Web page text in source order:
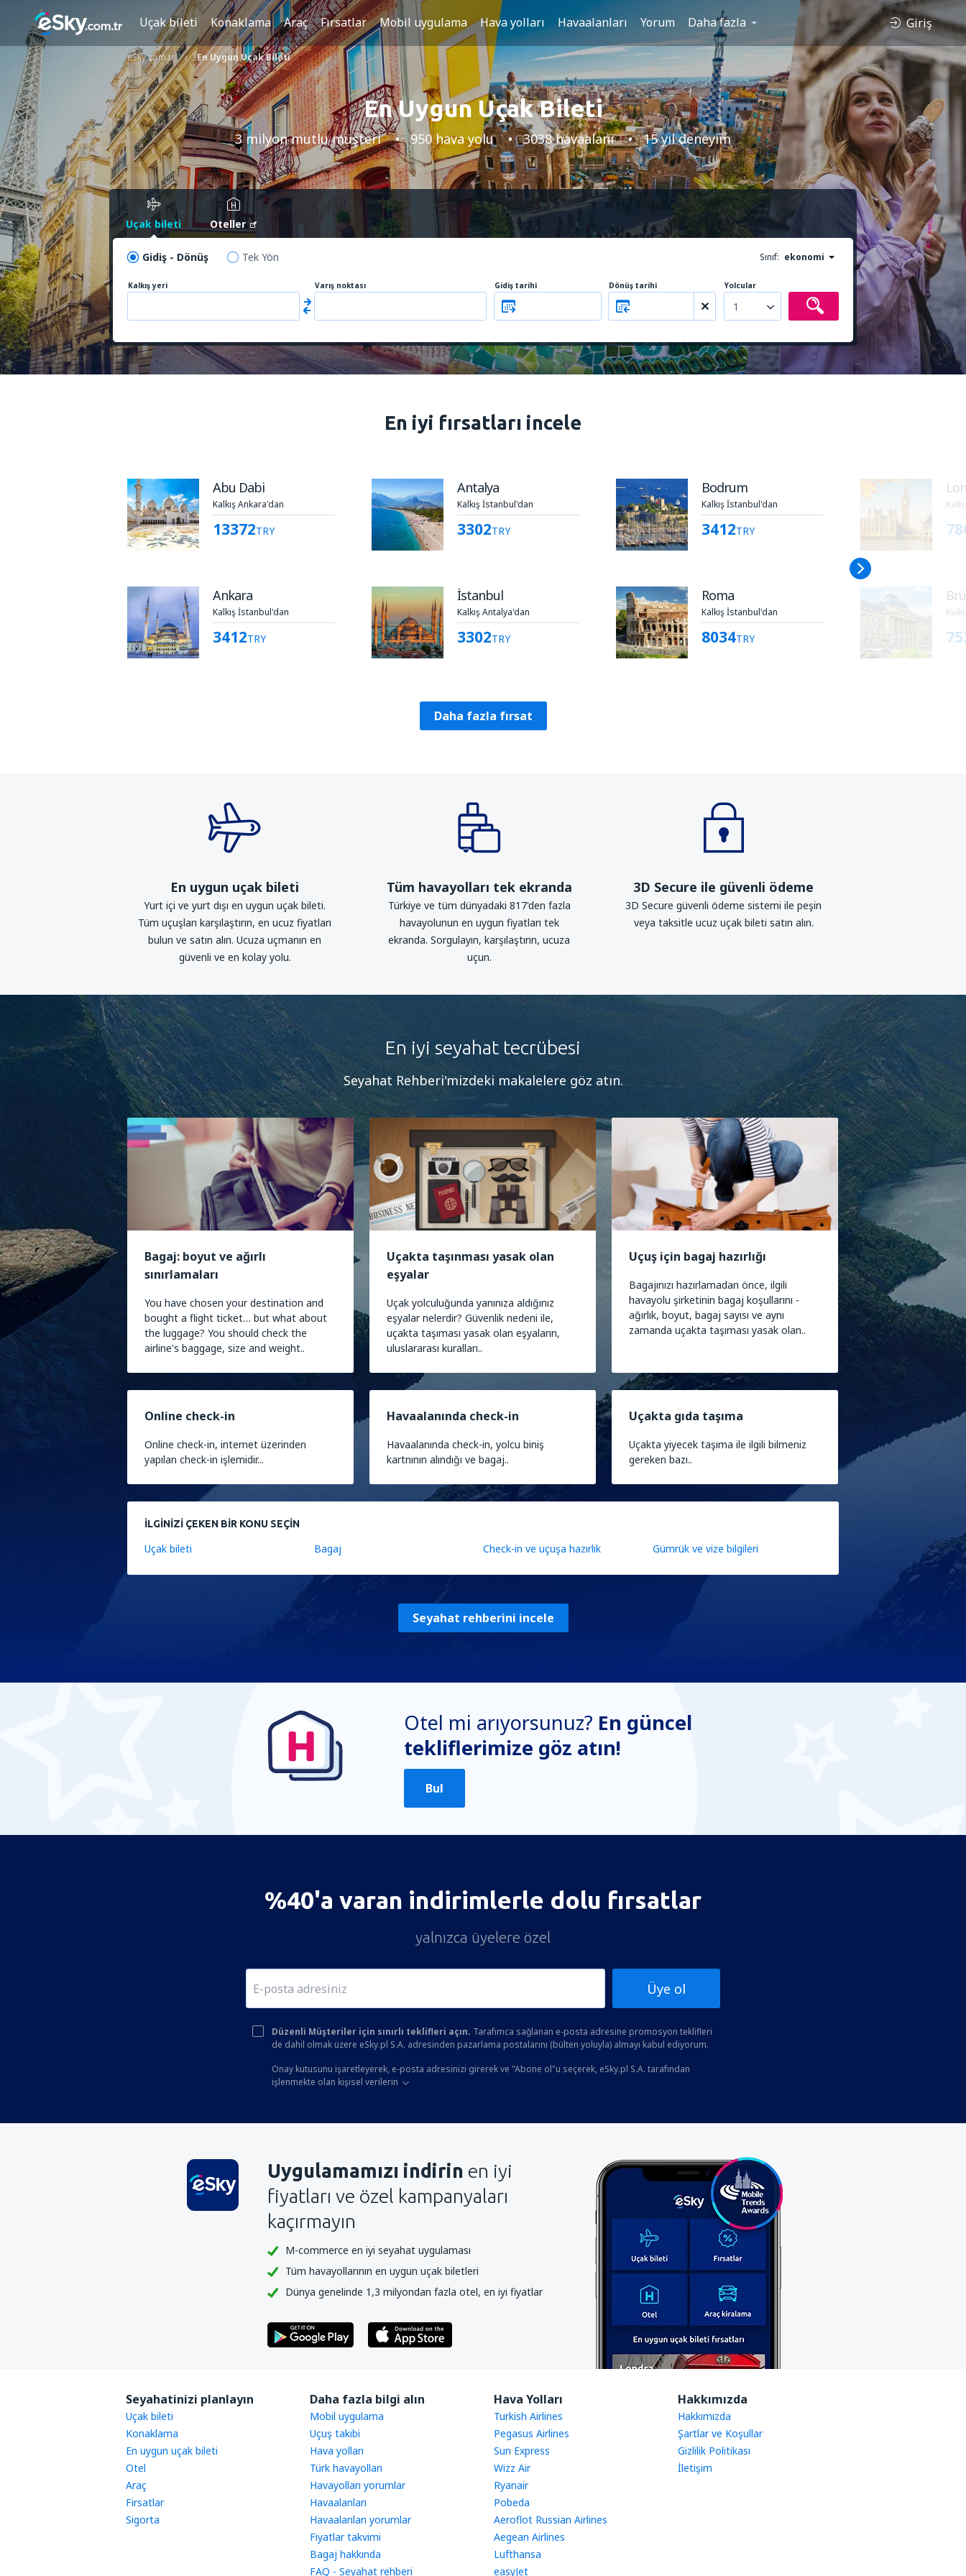
Uçak bileti Konaklama Araç Fırsatlar Mobil uygulama Hava yolları Havaalanları Yorum Daha fazla Giriş
eSky.com.tr En Uygun Uçak Bileti
En Uygun Uçak Bileti
3 milyon mutlu müşteri 950 hava yolu 3038 havaalanı 15 yıl deneyim
Uçak bileti Oteller
Gidiş - Dönüş Tek Yön Sınıf: ekonomi
Kalkış yeri Varış noktası Gidiş tarihi Dönüş tarihi Yolcular
1
En iyi fırsatları incele
Abu Dabi
Kalkış Ankara'dan
13372TRY
Ankara
Kalkış İstanbul'dan
3412TRY
Antalya
Kalkış İstanbul'dan
3302TRY
İstanbul
Kalkış Antalya'dan
3302TRY
Bodrum
Kalkış İstanbul'dan
3412TRY
Roma
Kalkış İstanbul'dan
8034TRY
Daha fazla fırsat
En uygun uçak bileti
Yurt içi ve yurt dışı en uygun uçak bileti.
Tüm uçuşları karşılaştırın, en ucuz fiyatları
bulun ve satın alın. Ucuza uçmanın en
güvenli ve en kolay yolu.
Tüm havayolları tek ekranda
Türkiye ve tüm dünyadaki 817'den fazla
havayolunun en uygun fiyatları tek
ekranda. Sorgulayın, karşılaştırın, ucuza
uçun.
3D Secure ile güvenli ödeme
3D Secure güvenli ödeme sistemi ile peşin
veya taksitle ucuz uçak bileti satın alın.
En iyi seyahat tecrübesi
Seyahat Rehberi'mizdeki makalelere göz atın.
Bagaj: boyut ve ağırlı
sınırlamaları
You have chosen your destination and
bought a flight ticket… but what about
the luggage? You should check the
airline's baggage, size and weight..
Uçakta taşınması yasak olan
eşyalar
Uçak yolculuğunda yanınıza aldığınız
eşyalar nelerdir? Güvenlik nedeni ile,
uçakta taşıması yasak olan eşyaların,
uluslararası kuralları..
Uçuş için bagaj hazırlığı
Bagajınızı hazırlamadan önce, ilgili
havayolu şirketinin bagaj koşullarını -
ağırlık, boyut, bagaj sayısı ve aynı
zamanda uçakta taşıması yasak olan..
Online check-in
Online check-in, internet üzerinden
yapılan check-in işlemidir...
Havaalanında check-in
Havaalanında check-in, yolcu biniş
kartnının alındığı ve bagaj..
Uçakta gıda taşıma
Uçakta yiyecek taşıma ile ilgili bilmeniz
gereken bazı..
İLGINIZI ÇEKEN BIR KONU SEÇIN
Uçak bileti Bagaj Check-in ve uçuşa hazırlık Gümrük ve vize bilgileri
Seyahat rehberini incele
Otel mi arıyorsunuz? En güncel
tekliflerimize göz atın!
Bul
%40'a varan indirimlerle dolu fırsatlar
yalnızca üyelere özel
Üye ol
Düzenli Müşteriler için sınırlı teklifleri açın. Tarafımca sağlanan e-posta adresine promosyon teklifleri
de dahil olmak üzere eSky.pl S.A. adresinden pazarlama postalarını (bülten yoluyla) almayı kabul ediyorum.
Onay kutusunu işaretleyerek, e-posta adresinizi girerek ve "Abone ol"u seçerek, eSky.pl S.A. tarafından
işlenmekte olan kişisel verilerin
Uygulamamızı indirin en iyi
fiyatları ve özel kampanyaları
kaçırmayın
M-commerce en iyi seyahat uygulaması
Tüm havayollarının en uygun uçak biletleri
Dünya genelinde 1,3 milyondan fazla otel, en iyi fiyatlar
Seyahatinizi planlayın
Uçak bileti
Konaklama
En uygun uçak bileti
Otel
Araç
Firsatlar
Sigorta
Daha fazla bilgi alın
Mobil uygulama
Uçuş takibi
Hava yolları
Türk havayolları
Havayolları yorumlar
Havaalanları
Havaalanları yorumlar
Fiyatlar takvimi
Bagaj hakkında
FAQ - Seyahat rehberi
Hava Yolları
Turkish Airlines
Pegasus Airlines
Sun Express
Wizz Air
Ryanair
Pobeda
Aeroflot Russian Airlines
Aegean Airlines
Lufthansa
easyJet
Hakkımızda
Hakkımızda
Şartlar ve Koşullar
Gizlilik Politikası
İletişim